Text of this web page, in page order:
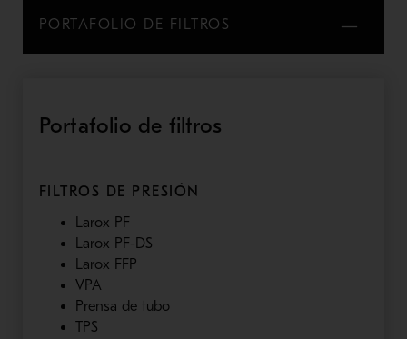
PORTAFOLIO DE FILTROS
Portafolio de filtros
FILTROS DE PRESIÓN
Larox PF
Larox PF-DS
Larox FFP
VPA
Prensa de tubo
TPS